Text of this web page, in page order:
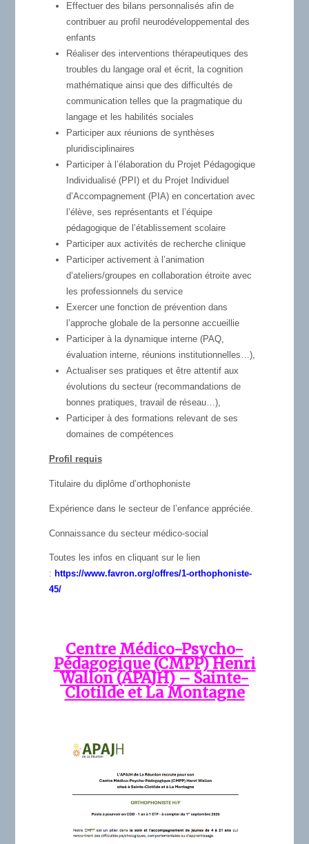
Effectuer des bilans personnalisés afin de
contribuer au profil neurodéveloppemental des
enfants
Réaliser des interventions thérapeutiques des
troubles du langage oral et écrit, la cognition
mathématique ainsi que des difficultés de
communication telles que la pragmatique du
langage et les habilités sociales
Participer aux réunions de synthèses
pluridisciplinaires
Participer à l’élaboration du Projet Pédagogique
Individualisé (PPI) et du Projet Individuel
d’Accompagnement (PIA) en concertation avec
l’élève, ses représentants et l’équipe
pédagogique de l’établissement scolaire
Participer aux activités de recherche clinique
Participer activement à l’animation
d’ateliers/groupes en collaboration étroite avec
les professionnels du service
Exercer une fonction de prévention dans
l’approche globale de la personne accueillie
Participer à la dynamique interne (PAQ,
évaluation interne, réunions institutionnelles…),
Actualiser ses pratiques et être attentif aux
évolutions du secteur (recommandations de
bonnes pratiques, travail de réseau…),
Participer à des formations relevant de ses
domaines de compétences
Profil requis
Titulaire du diplôme d’orthophoniste
Expérience dans le secteur de l’enfance appréciée.
Connaissance du secteur médico-social
Toutes les infos en cliquant sur le lien
: https://www.favron.org/offres/1-orthophoniste-
45/
Centre Médico-Psycho-
Pédagogique (CMPP) Henri
Wallon (APAJH) – Sainte-
Clotilde et La Montagne